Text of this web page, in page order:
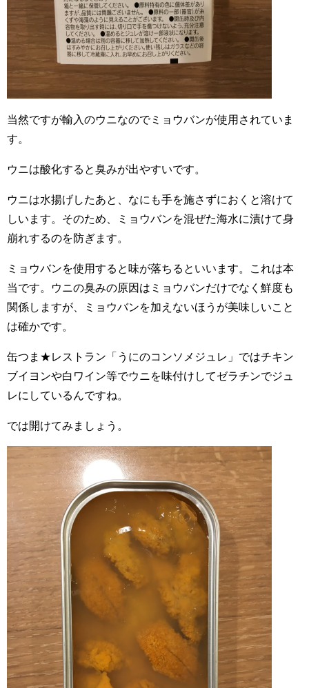
当然ですが輸入のウニなのでミョウバンが使用されていま
す。
ウニは酸化すると臭みが出やすいです。
ウニは水揚げしたあと、なにも手を施さずにおくと溶けて
しいます。そのため、ミョウバンを混ぜた海水に漬けて身
崩れするのを防ぎます。
ミョウバンを使用すると味が落ちるといいます。これは本
当です。ウニの臭みの原因はミョウバンだけでなく鮮度も
関係しますが、ミョウバンを加えないほうが美味しいこと
は確かです。
缶つま★レストラン「うにのコンソメジュレ」ではチキン
ブイヨンや白ワイン等でウニを味付けしてゼラチンでジュ
レにしているんですね。
では開けてみましょう。